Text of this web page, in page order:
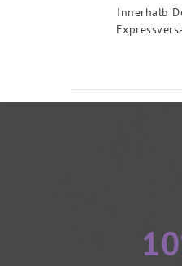
Innerhalb